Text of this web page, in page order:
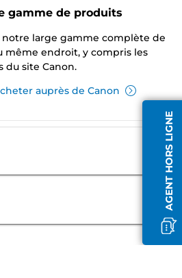
AGENT HORS LIGNE
gamme de produits
notre large gamme complète de
même endroit, y compris les
du site Canon.
auprès de Canon